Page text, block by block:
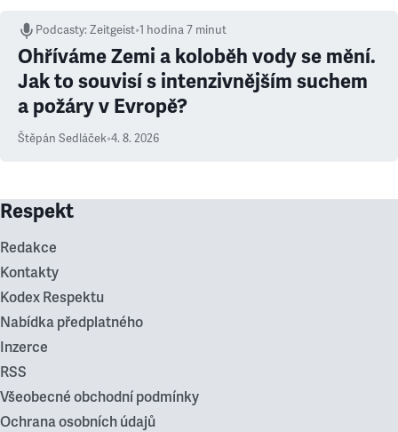
Podcasty:Zeitgeist•1 hodina 7 minut
Ohříváme Zemi a koloběh vody se mění.
Jak to souvisí s intenzivnějším suchem
a požáry v Evropě?
Štěpán Sedláček•4. 8. 2026
Respekt
Redakce
Kontakty
Kodex Respektu
Nabídka předplatného
Inzerce
RSS
Všeobecné obchodní podmínky
Ochrana osobních údajů